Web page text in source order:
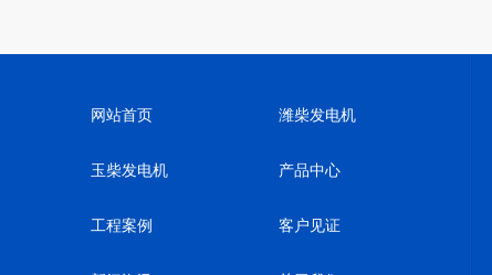
网站首页 潍柴发电机
玉柴发电机 产品中心
工程案例 客户见证